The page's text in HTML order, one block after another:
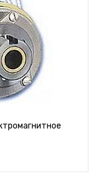
К сравнению
Под заказ